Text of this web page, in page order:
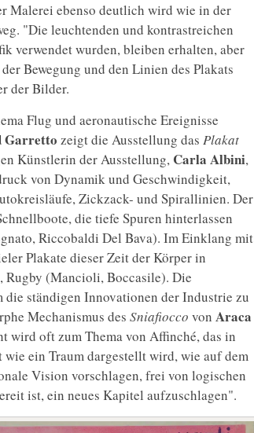
Malerei ebenso deutlich wird wie in der
"Die leuchtenden und kontrastreichen
verwendet wurden, bleiben erhalten, aber
Bewegung und den Linien des Plakats
der Bilder.
Flug und aeronautische Ereignisse
Garretto zeigt die Ausstellung das Plakat
Künstlerin der Ausstellung, Carla Albini,
von Dynamik und Geschwindigkeit,
Zickzack- und Spirallinien. Der
die tiefe Spuren hinterlassen
Riccobaldi Del Bava). Im Einklang mit
Plakate dieser Zeit der Körper in
Rugby (Mancioli, Boccasile). Die
ständigen Innovationen der Industrie zu
Mechanismus des Sniafiocco von Araca
wird oft zum Thema von Affinché, das in
ein Traum dargestellt wird, wie auf dem
Vision vorschlagen, frei von logischen
ist, ein neues Kapitel aufzuschlagen".